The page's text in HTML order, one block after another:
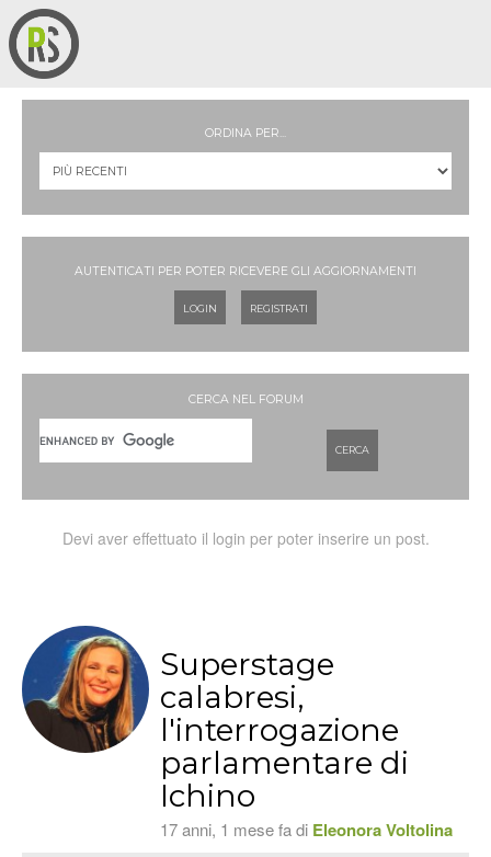
ORDINA PER...
AUTENTICATI PER POTER RICEVERE GLI AGGIORNAMENTI
LOGIN REGISTRATI
CERCA NEL FORUM
CERCA
Devi aver effettuato il login per poter inserire un post.
Superstage
calabresi,
l'interrogazione
parlamentare di
Ichino
17 anni, 1 mese fa di Eleonora Voltolina